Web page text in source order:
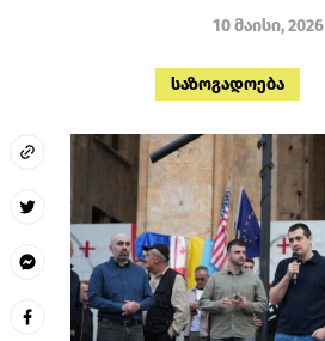
10 მაისი, 2026
საზოგადოება